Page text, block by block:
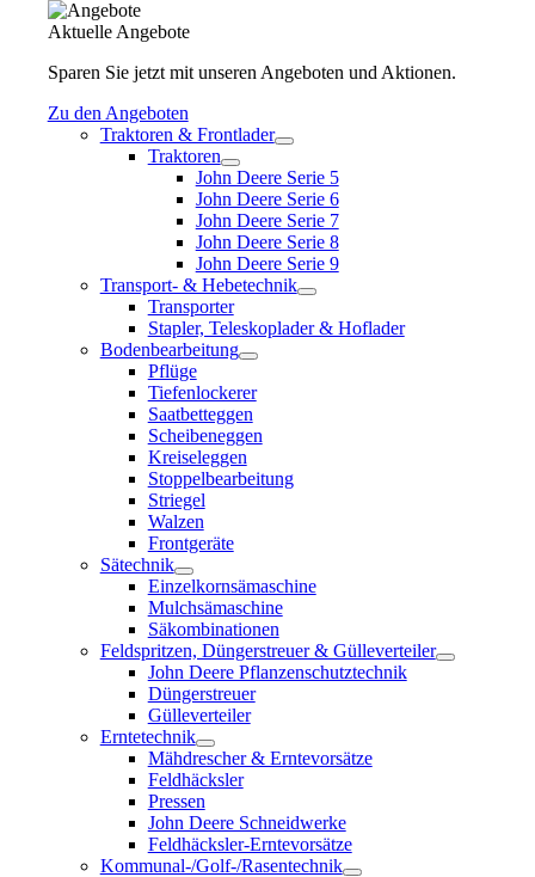
Aktuelle Angebote
Sparen Sie jetzt mit unseren Angeboten und Aktionen.
Zu den Angeboten
Traktoren & Frontlader
Traktoren
John Deere Serie 5
John Deere Serie 6
John Deere Serie 7
John Deere Serie 8
John Deere Serie 9
Transport- & Hebetechnik
Transporter
Stapler, Teleskoplader & Hoflader
Bodenbearbeitung
Pflüge
Tiefenlockerer
Saatbetteggen
Scheibeneggen
Kreiseleggen
Stoppelbearbeitung
Striegel
Walzen
Frontgeräte
Sätechnik
Einzelkornsämaschine
Mulchsämaschine
Säkombinationen
Feldspritzen, Düngerstreuer & Gülleverteiler
John Deere Pflanzenschutztechnik
Düngerstreuer
Gülleverteiler
Erntetechnik
Mähdrescher & Erntevorsätze
Feldhäcksler
Pressen
John Deere Schneidwerke
Feldhäcksler-Erntevorsätze
Kommunal-/Golf-/Rasentechnik